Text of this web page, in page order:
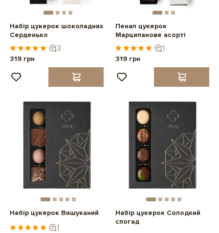
Набір цукерок шоколадних
Серденько
3
319 грн
Пенал цукерок
Марципанове асорті
1
319 грн
Набір цукерок Вишуканий
1
Набір цукерок Солодкий
спогад